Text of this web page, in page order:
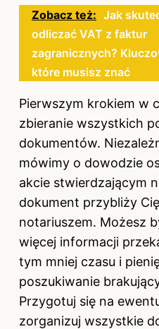
Zobacz też: Jak
odliczać VAT z faktur
zagranicznych?
które musisz znać
Pierwszym krokiem w
zbieranie wszystkich
dokumentów.
mówimy o dowodzie
akcie stwierdzającym
dokument przybliży
notariuszem. Możesz
więcej informacji
tym mniej czasu i
poszukiwanie
Przygotuj się na
zorganizuj wszystkie